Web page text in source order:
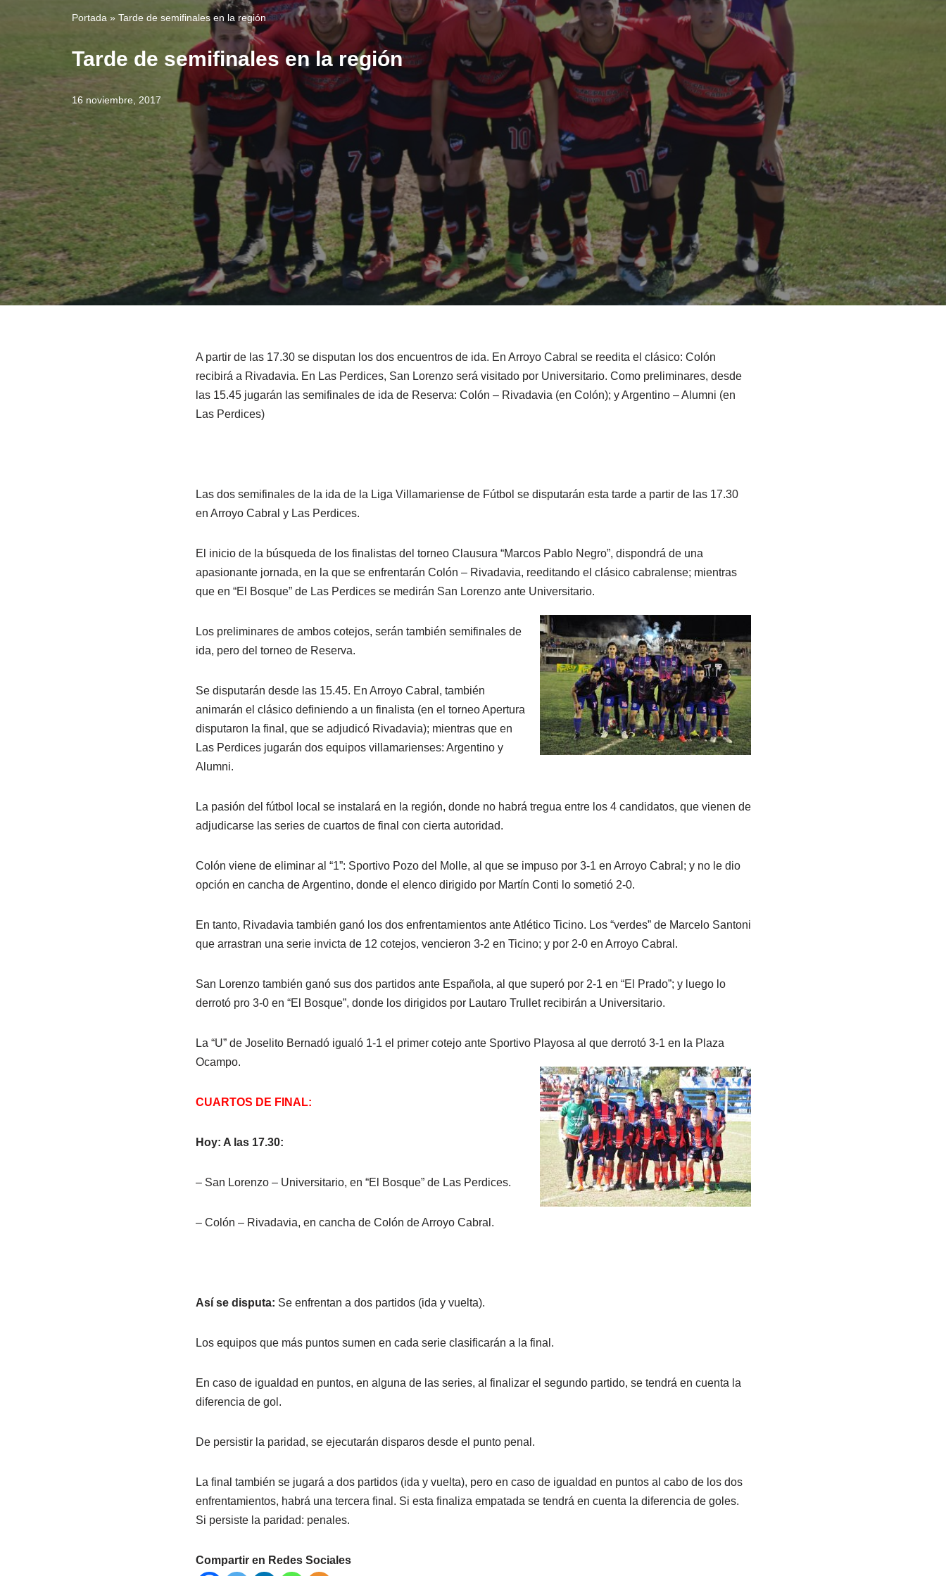
Portada » Tarde de semifinales en la región
Tarde de semifinales en la región
16 noviembre, 2017
A partir de las 17.30 se disputan los dos encuentros de ida. En Arroyo Cabral se reedita el clásico: Colón
recibirá a Rivadavia. En Las Perdices, San Lorenzo será visitado por Universitario. Como preliminares, desde
las 15.45 jugarán las semifinales de ida de Reserva: Colón – Rivadavia (en Colón); y Argentino – Alumni (en
Las Perdices)
Las dos semifinales de la ida de la Liga Villamariense de Fútbol se disputarán esta tarde a partir de las 17.30
en Arroyo Cabral y Las Perdices.
El inicio de la búsqueda de los finalistas del torneo Clausura “Marcos Pablo Negro”, dispondrá de una
apasionante jornada, en la que se enfrentarán Colón – Rivadavia, reeditando el clásico cabralense; mientras
que en “El Bosque” de Las Perdices se medirán San Lorenzo ante Universitario.
Los preliminares de ambos cotejos, serán también semifinales de
ida, pero del torneo de Reserva.
Se disputarán desde las 15.45. En Arroyo Cabral, también
animarán el clásico definiendo a un finalista (en el torneo Apertura
disputaron la final, que se adjudicó Rivadavia); mientras que en
Las Perdices jugarán dos equipos villamarienses: Argentino y
Alumni.
La pasión del fútbol local se instalará en la región, donde no habrá tregua entre los 4 candidatos, que vienen de
adjudicarse las series de cuartos de final con cierta autoridad.
Colón viene de eliminar al “1”: Sportivo Pozo del Molle, al que se impuso por 3-1 en Arroyo Cabral; y no le dio
opción en cancha de Argentino, donde el elenco dirigido por Martín Conti lo sometió 2-0.
En tanto, Rivadavia también ganó los dos enfrentamientos ante Atlético Ticino. Los “verdes” de Marcelo Santoni
que arrastran una serie invicta de 12 cotejos, vencieron 3-2 en Ticino; y por 2-0 en Arroyo Cabral.
San Lorenzo también ganó sus dos partidos ante Española, al que superó por 2-1 en “El Prado”; y luego lo
derrotó pro 3-0 en “El Bosque”, donde los dirigidos por Lautaro Trullet recibirán a Universitario.
La “U” de Joselito Bernadó igualó 1-1 el primer cotejo ante Sportivo Playosa al que derrotó 3-1 en la Plaza
Ocampo.
CUARTOS DE FINAL:
Hoy: A las 17.30:
– San Lorenzo – Universitario, en “El Bosque” de Las Perdices.
– Colón – Rivadavia, en cancha de Colón de Arroyo Cabral.
Así se disputa: Se enfrentan a dos partidos (ida y vuelta).
Los equipos que más puntos sumen en cada serie clasificarán a la final.
En caso de igualdad en puntos, en alguna de las series, al finalizar el segundo partido, se tendrá en cuenta la
diferencia de gol.
De persistir la paridad, se ejecutarán disparos desde el punto penal.
La final también se jugará a dos partidos (ida y vuelta), pero en caso de igualdad en puntos al cabo de los dos
enfrentamientos, habrá una tercera final. Si esta finaliza empatada se tendrá en cuenta la diferencia de goles.
Si persiste la paridad: penales.
Compartir en Redes Sociales